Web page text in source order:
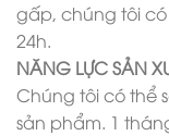
gấp, chúng tôi
24h.
NĂNG LỰC SẢN
Chúng tôi có thể
sản phẩm. 1